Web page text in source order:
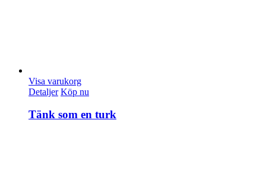
Visa varukorg
Detaljer Köp nu
Tänk som en turk